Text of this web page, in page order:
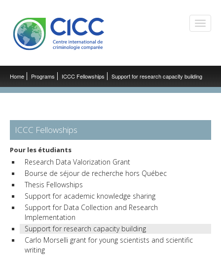
Toggle
Home Programs ICCC Fellowships Support for research capacity building
ICCC Fellowships
Pour les étudiants
Research Data Valorization Grant
Bourse de séjour de recherche hors Québec
Thesis Fellowships
Support for academic knowledge sharing
Support for Data Collection and Research
Implementation
Support for research capacity building
Carlo Morselli grant for young scientists and scientific
writing